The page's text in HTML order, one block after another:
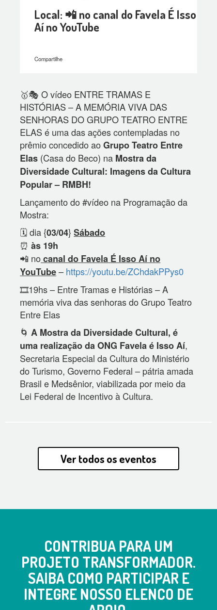
Local: 📲 no canal do Favela É Isso
Aí no YouTube
Compartilhe
🥇🎭 O vídeo ENTRE TRAMAS E
HISTÓRIAS – A MEMÓRIA VIVA DAS
SENHORAS DO GRUPO TEATRO ENTRE
ELAS é uma das ações contempladas no
prêmio concedido aoGrupo Teatro Entre
Elas (Casa do Beco) na Mostra da
Diversidade Cultural: Imagens da Cultura
Popular – RMBH!
Lançamento do #vídeo na Programação da
Mostra:
🗓️ dia {03/04}Sábado
⏰ às 19h
📲 nocanal do Favela É Isso Aí no
YouTube– https://youtu.be/ZChdakPPys0
🎞️19hs – Entre Tramas e Histórias – A
memória viva das senhoras do Grupo Teatro
Entre Elas
🌀 A Mostra da Diversidade Cultural, é
uma realização da ONG Favela é Isso Aí,
Secretaria Especial da Cultura do Ministério
do Turismo, Governo Federal – pátria amada
Brasil e Medsênior, viabilizada por meio da
Lei Federal de Incentivo à Cultura.
Ver todos os eventos
CONTRIBUA PARA UM
PROJETO TRANSFORMADOR.
SAIBA COMO PARTICIPAR E
INTEGRE NOSSO ELENCO DE